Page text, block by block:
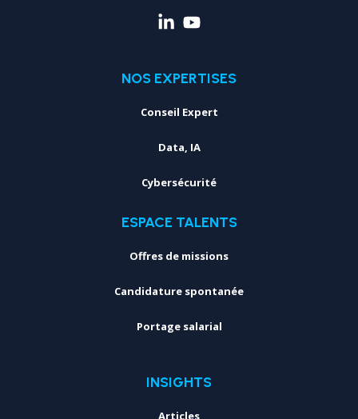
NOS EXPERTISES
Conseil Expert
Data, IA
Cybersécurité
ESPACE TALENTS
Offres de missions
Candidature spontanée
Portage salarial
INSIGHTS
Articles